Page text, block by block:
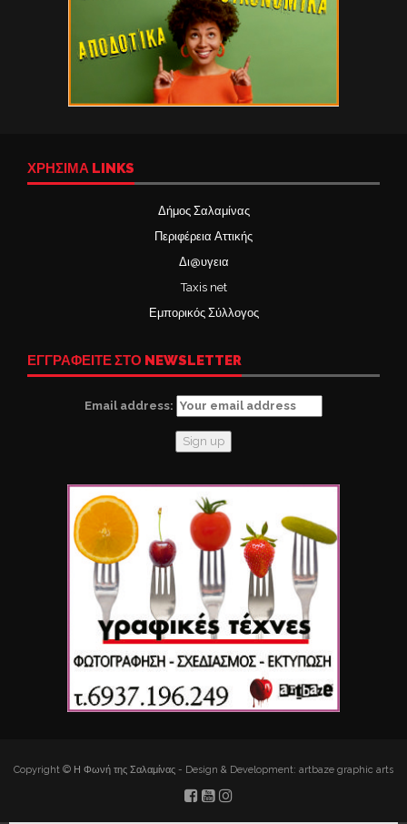
ΧΡΉΣΙΜΑ LINKS
Δήμος Σαλαμίνας
Περιφέρεια Αττικής
Δι@υγεια
Taxis net
Εμπορικός Σύλλογος
ΕΓΓΡΑΦΕΙΤΕ ΣΤΟ NEWSLETTER
Email address:
Copyright © Η Φωνή της Σαλαμίνας - Design & Development: artbaze graphic arts